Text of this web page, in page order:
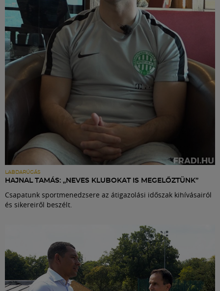
LABDARÚGÁS
HAJNAL TAMÁS: „NEVES KLUBOKAT IS MEGELŐZTÜNK”
Csapatunk sportmenedzsere az átigazolási időszak kihívásairól
és sikereiről beszélt.